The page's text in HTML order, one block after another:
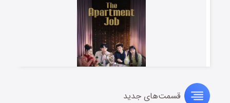
عملیات آپارتمانقسمت‌های جدید